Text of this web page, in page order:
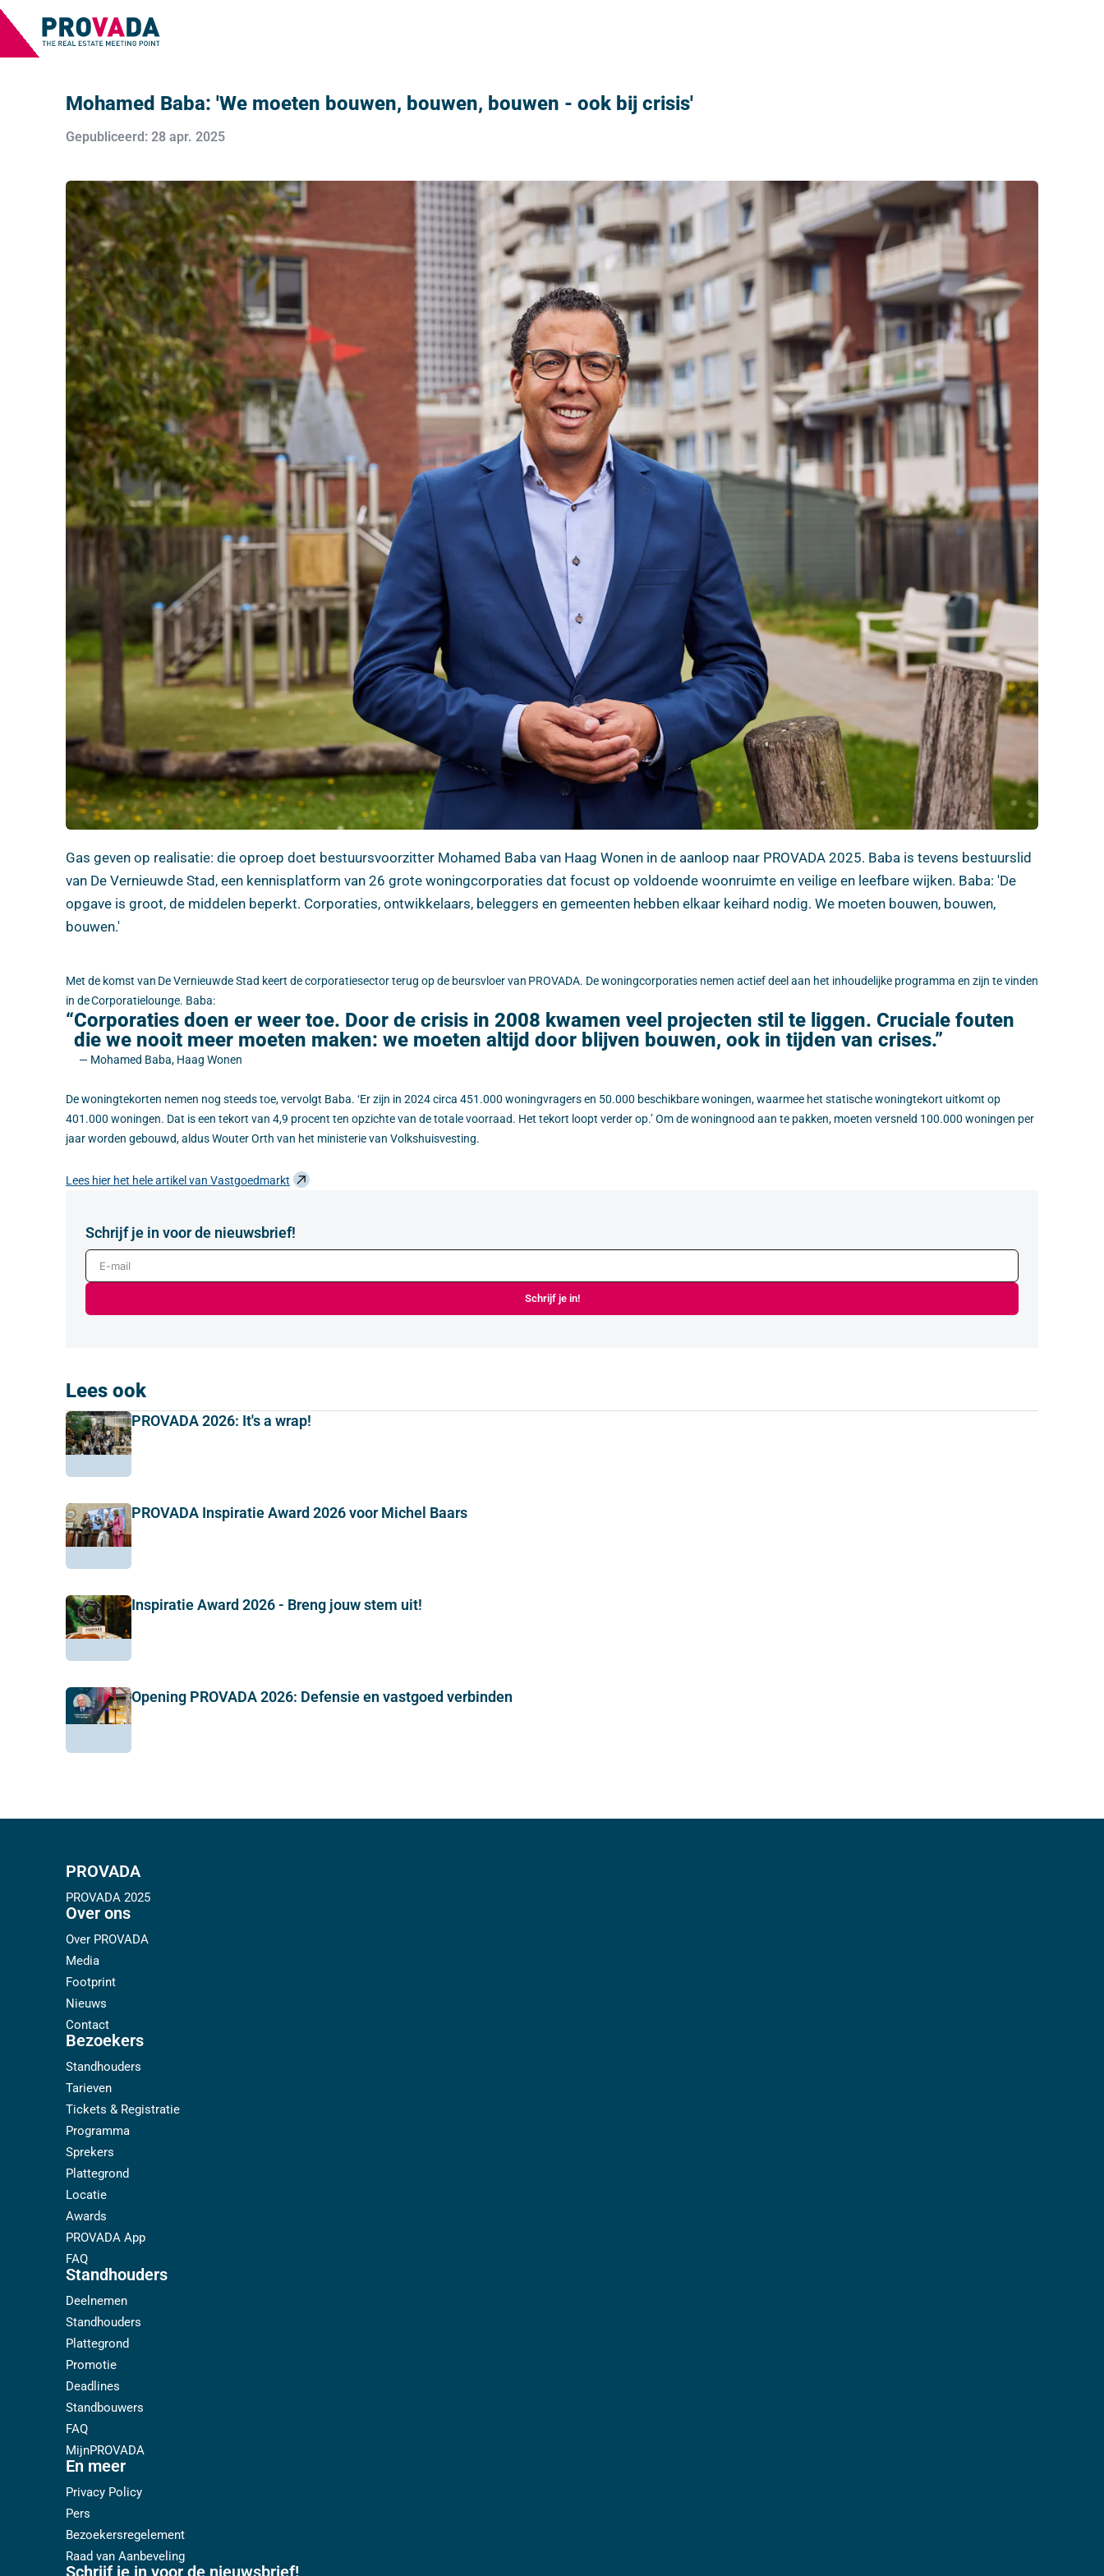
Mohamed Baba: 'We moeten bouwen, bouwen, bouwen - ook bij crisis'
Gepubliceerd: 28 apr. 2025
Gas geven op realisatie: die oproep doet bestuursvoorzitter Mohamed Baba van Haag Wonen in de aanloop naar PROVADA 2025. Baba is tevens bestuurslid
van De Vernieuwde Stad, een kennisplatform van 26 grote woningcorporaties dat focust op voldoende woonruimte en veilige en leefbare wijken. Baba: 'De
opgave is groot, de middelen beperkt. Corporaties, ontwikkelaars, beleggers en gemeenten hebben elkaar keihard nodig. We moeten bouwen, bouwen,
bouwen.'
Met de komst van De Vernieuwde Stad keert de corporatiesector terug op de beursvloer van PROVADA. De woningcorporaties nemen actief deel aan het inhoudelijke programma en zijn te vinden
in de Corporatielounge. Baba:
Corporaties doen er weer toe. Door de crisis in 2008 kwamen veel projecten stil te liggen. Cruciale fouten
die we nooit meer moeten maken: we moeten altijd door blijven bouwen, ook in tijden van crises.”
— Mohamed Baba, Haag Wonen
De woningtekorten nemen nog steeds toe, vervolgt Baba. ‘Er zijn in 2024 circa 451.000 woningvragers en 50.000 beschikbare woningen, waarmee het statische woningtekort uitkomt op
401.000 woningen. Dat is een tekort van 4,9 procent ten opzichte van de totale voorraad. Het tekort loopt verder op.’ Om de woningnood aan te pakken, moeten versneld 100.000 woningen per
jaar worden gebouwd, aldus Wouter Orth van het ministerie van Volkshuisvesting.
Lees hier het hele artikel van Vastgoedmarkt
Schrijf je in voor de nieuwsbrief!
E-mail
Schrijf je in!
Lees ook
PROVADA 2026: It's a wrap!
PROVADA Inspiratie Award 2026 voor Michel Baars
Inspiratie Award 2026 - Breng jouw stem uit!
Opening PROVADA 2026: Defensie en vastgoed verbinden
PROVADA
PROVADA 2025
Over ons
Over PROVADA
Media
Footprint
Nieuws
Contact
Bezoekers
Standhouders
Tarieven
Tickets & Registratie
Programma
Sprekers
Plattegrond
Locatie
Awards
PROVADA App
FAQ
Standhouders
Deelnemen
Standhouders
Plattegrond
Promotie
Deadlines
Standbouwers
FAQ
MijnPROVADA
En meer
Privacy Policy
Pers
Bezoekersregelement
Raad van Aanbeveling
Schrijf je in voor de nieuwsbrief!